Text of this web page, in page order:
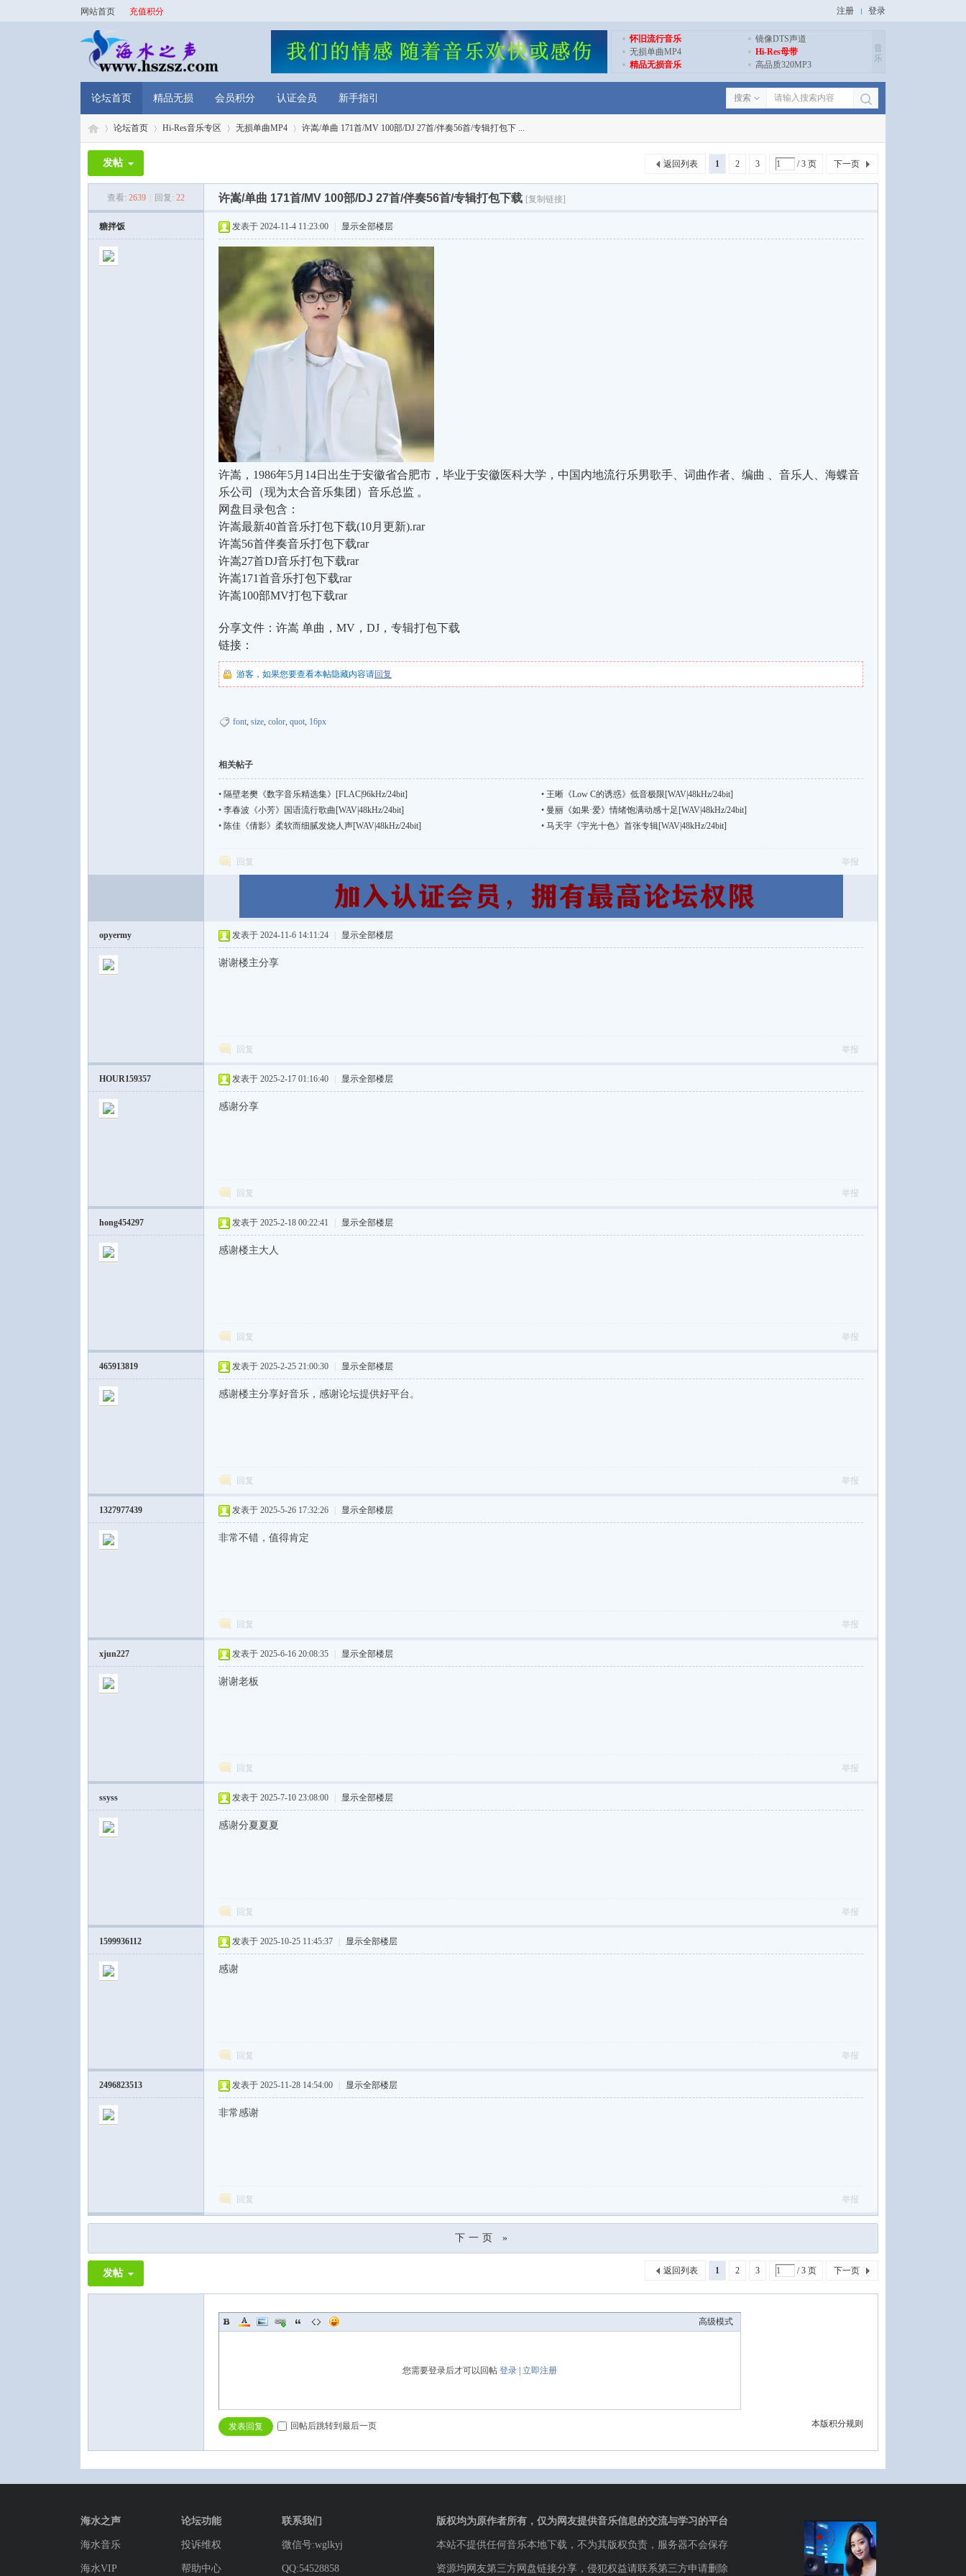
网站首页 充值积分 注册 登录
怀旧流行音乐
镜像DTS声道
无损单曲MP4
Hi-Res母带
精品无损音乐
高品质320MP3
音
乐
论坛首页 精品无损 会员积分 认证会员 新手指引 搜索
论坛首页 Hi-Res音乐专区 无损单曲MP4 许嵩/单曲 171首/MV 100部/DJ 27首/伴奏56首/专辑打包下 ...
1 2 3 / 3 页 下一页
返回列表
发帖
查看: 2639 回复: 22 许嵩/单曲 171首/MV 100部/DJ 27首/伴奏56首/专辑打包下载 [复制链接]
糖拌饭 发表于 2024-11-4 11:23:00 显示全部楼层
许嵩，1986年5月14日出生于安徽省合肥市，毕业于安徽医科大学，中国内地流行乐男歌手、词曲作者、编曲 、音乐人、海蝶音
乐公司（现为太合音乐集团）音乐总监 。
网盘目录包含：
许嵩最新40首音乐打包下载(10月更新).rar
许嵩56首伴奏音乐打包下载rar
许嵩27首DJ音乐打包下载rar
许嵩171首音乐打包下载rar
许嵩100部MV打包下载rar
分享文件：许嵩 单曲，MV，DJ，专辑打包下载
链接：
游客，如果您要查看本帖隐藏内容请回复
font, size, color, quot, 16px
相关帖子
• 隔壁老樊《数字音乐精选集》[FLAC|96kHz/24bit] • 王晰《Low C的诱惑》低音极限[WAV|48kHz/24bit]
• 李春波《小芳》国语流行歌曲[WAV|48kHz/24bit] • 曼丽《如果·爱》情绪饱满动感十足[WAV|48kHz/24bit]
• 陈佳《倩影》柔软而细腻发烧人声[WAV|48kHz/24bit] • 马天宇《宇光十色》首张专辑[WAV|48kHz/24bit]
回复 举报
opyermy 发表于 2024-11-6 14:11:24 显示全部楼层
谢谢楼主分享
回复 举报
HOUR159357 发表于 2025-2-17 01:16:40 显示全部楼层
感谢分享
回复 举报
hong454297 发表于 2025-2-18 00:22:41 显示全部楼层
感谢楼主大人
回复 举报
465913819 发表于 2025-2-25 21:00:30 显示全部楼层
感谢楼主分享好音乐，感谢论坛提供好平台。
回复 举报
1327977439 发表于 2025-5-26 17:32:26 显示全部楼层
非常不错，值得肯定
回复 举报
xjun227 发表于 2025-6-16 20:08:35 显示全部楼层
谢谢老板
回复 举报
ssyss 发表于 2025-7-10 23:08:00 显示全部楼层
感谢分夏夏夏
回复 举报
1599936112 发表于 2025-10-25 11:45:37 显示全部楼层
感谢
回复 举报
2496823513 发表于 2025-11-28 14:54:00 显示全部楼层
非常感谢
回复 举报
下一页 »
1 2 3 / 3 页 下一页
返回列表
发帖
高级模式
您需要登录后才可以回帖 登录 立即注册
本版积分规则
发表回复 回帖后跳转到最后一页
海水之声
海水音乐
海水VIP
论坛功能
投诉维权
帮助中心
联系我们
微信号:wglkyj
QQ:54528858
版权均为原作者所有，仅为网友提供音乐信息的交流与学习的平台
本站不提供任何音乐本地下载，不为其版权负责，服务器不会保存
资源均网友第三方网盘链接分享，侵犯权益请联系第三方申请删除